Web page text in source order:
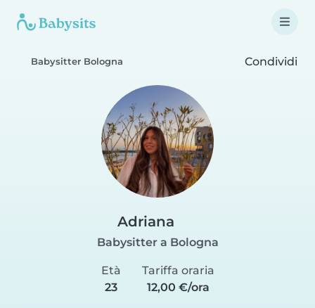
Babysitter Bologna Condividi
Adriana
Babysitter a Bologna
Età
23
Tariffa oraria
12,00 €/ora